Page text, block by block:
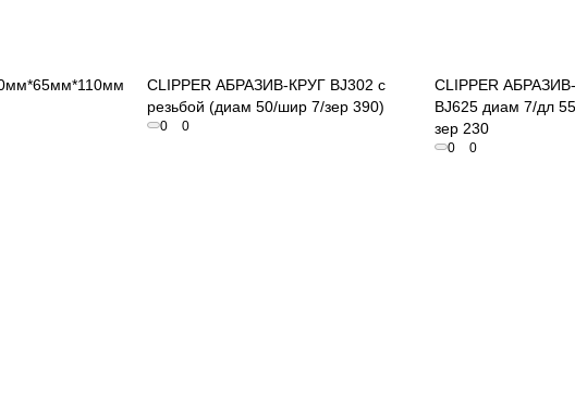
CLIPPER АБРАЗИВ-КРУГ BJ302 с
резьбой (диам 50/шир 7/зер 390)
0 0
CLIPPER
BJ625 диам 7/дл
зер 230
0 0